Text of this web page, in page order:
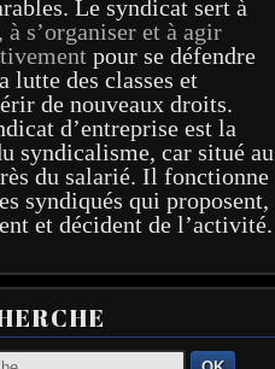
Le syndicat sert à
à s’organiser et à agir
pour se défendre
lutte des classes et
de nouveaux droits.
d’entreprise est la
syndicalisme, car situé au
du salarié. Il fonctionne
syndiqués qui proposent,
et décident de l’activité.